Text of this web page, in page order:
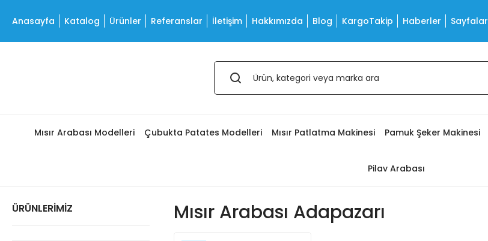
Anasayfa Katalog Ürünler Referanslar İletişim Hakkımızda Blog KargoTakip Haberler Sayfalar
Mısır Arabası Modelleri Çubukta Patates Modelleri Mısır Patlatma Makinesi Pamuk Şeker Makinesi
Pilav Arabası
ÜRÜNLERİMİZ Mısır Arabası Adapazarı